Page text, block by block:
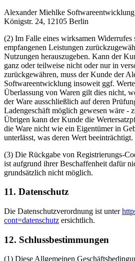
Alexander Miehlke Softwareentwicklung
Königstr. 24, 12105 Berlin
(2) Im Falle eines wirksamen Widerrufes
empfangenen Leistungen
Nutzungen herauszugeben. Kann der
ganz oder teilweise nicht oder nur in
zurückgewähren, muss der Kunde der
Softwareentwicklung insoweit ggf.
Überlassung von Waren gilt dies nicht,
der Ware ausschließlich auf deren
Ladengeschäft möglich gewesen wäre -
Übrigen kann der Kunde die
die Ware nicht wie ein Eigentümer in
unterlässt, was deren Wert beeinträchtigt.
(3) Die Rückgabe von Registrierungs-
ist aufgrund ihrer Beschaffenheit dafür
grundsätzlich nicht möglich.
11. Datenschutz
Die Datenschutzverordnung ist unter
cont=datenschutz ersichtlich.
12. Schlussbestimmungen
(1) Diese Allgemeinen